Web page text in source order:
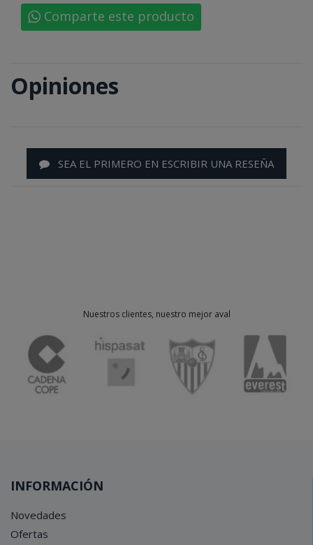
Comparte este producto
Opiniones
SEA EL PRIMERO EN ESCRIBIR UNA RESEÑA
Nuestros clientes, nuestro mejor aval
INFORMACIÓN
Novedades
Ofertas